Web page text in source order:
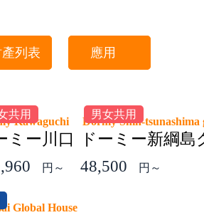
列表 應用
共用
Kawaguchi
ミー川口
円～
男女共用
Dormy Shin-
ドーミー新綱
48,500
円～
Global House